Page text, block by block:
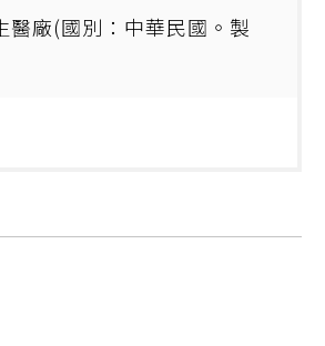
醫廠(國別：中華民國。製